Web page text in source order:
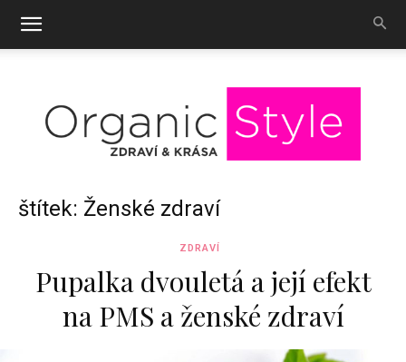
OrganicStyle
štítek: Ženské zdraví
ZDRAVÍ
Pupalka dvouletá a její efekt
na PMS a ženské zdraví